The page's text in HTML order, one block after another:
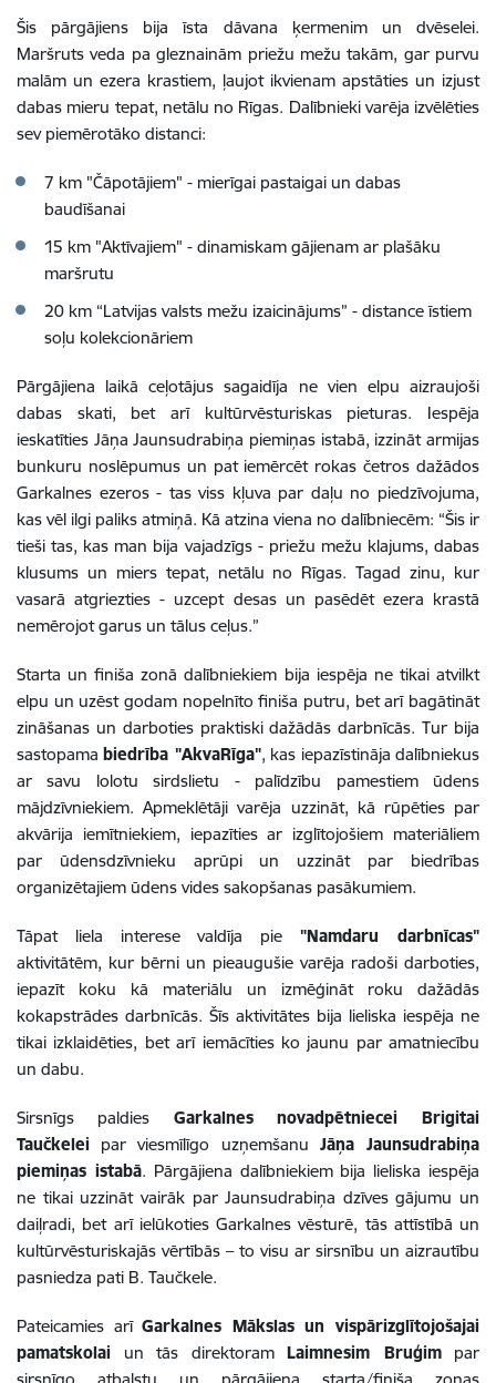
Šis pārgājiens bija īsta dāvana ķermenim un dvēselei.
Maršruts veda pa gleznainām priežu mežu takām, gar purvu
malām un ezera krastiem, ļaujot ikvienam apstāties un izjust
dabas mieru tepat, netālu no Rīgas. Dalībnieki varēja izvēlēties
sev piemērotāko distanci:
7 km "Čāpotājiem" - mierīgai pastaigai un dabas
baudīšanai
15 km "Aktīvajiem" - dinamiskam gājienam ar plašāku
maršrutu
20 km “Latvijas valsts mežu izaicinājums” - distance īstiem
soļu kolekcionāriem
Pārgājiena laikā ceļotājus sagaidīja ne vien elpu aizraujoši
dabas skati, bet arī kultūrvēsturiskas pieturas. Iespēja
ieskatīties Jāņa Jaunsudrabiņa piemiņas istabā, izzināt armijas
bunkuru noslēpumus un pat iemērcēt rokas četros dažādos
Garkalnes ezeros - tas viss kļuva par daļu no piedzīvojuma,
kas vēl ilgi paliks atmiņā. Kā atzina viena no dalībniecēm: “Šis ir
tieši tas, kas man bija vajadzīgs - priežu mežu klajums, dabas
klusums un miers tepat, netālu no Rīgas. Tagad zinu, kur
vasarā atgriezties - uzcept desas un pasēdēt ezera krastā
nemērojot garus un tālus ceļus.”
Starta un finiša zonā dalībniekiem bija iespēja ne tikai atvilkt
elpu un uzēst godam nopelnīto finiša putru, bet arī bagātināt
zināšanas un darboties praktiski dažādās darbnīcās. Tur bija
sastopamabiedrība "AkvaRīga", kas iepazīstināja dalībniekus
ar savu lolotu sirdslietu - palīdzību pamestiem ūdens
mājdzīvniekiem. Apmeklētāji varēja uzzināt, kā rūpēties par
akvārija iemītniekiem, iepazīties ar izglītojošiem materiāliem
par ūdensdzīvnieku aprūpi un uzzināt par biedrības
organizētajiem ūdens vides sakopšanas pasākumiem.
Tāpat liela interese valdīja pie"Namdaru darbnīcas"
aktivitātēm, kur bērni un pieaugušie varēja radoši darboties,
iepazīt koku kā materiālu un izmēģināt roku dažādās
kokapstrādes darbnīcās. Šīs aktivitātes bija lieliska iespēja ne
tikai izklaidēties, bet arī iemācīties ko jaunu par amatniecību
un dabu.
Sirsnīgs paldiesGarkalnes novadpētniecei Brigitai
Taučkelei par viesmīlīgo uzņemšanu Jāņa Jaunsudrabiņa
piemiņas istabā. Pārgājiena dalībniekiem bija lieliska iespēja
ne tikai uzzināt vairāk par Jaunsudrabiņa dzīves gājumu un
daiļradi, bet arī ielūkoties Garkalnes vēsturē, tās attīstībā un
kultūrvēsturiskajās vērtībās – to visu ar sirsnību un aizrautību
pasniedza pati B. Taučkele.
Pateicamies arīGarkalnes Mākslas un vispārizglītojošajai
pamatskolai un tās direktoram Laimnesim Bruģimpar
sirsnīgo atbalstu un pārgājiena starta/finiša zonas